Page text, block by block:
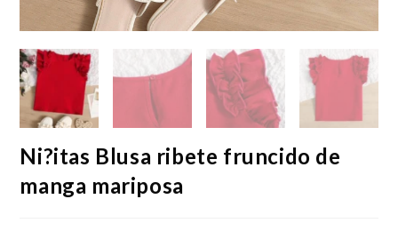
Ni?itas Blusa ribete fruncido de
manga mariposa